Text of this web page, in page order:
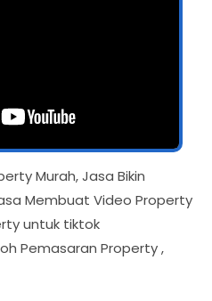
Murah, Jasa Bikin
Membuat Video Property
untuk tiktok
Pemasaran Property ,